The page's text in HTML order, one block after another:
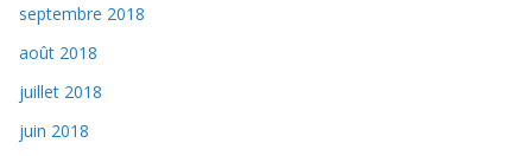
septembre 2018
août 2018
juillet 2018
juin 2018